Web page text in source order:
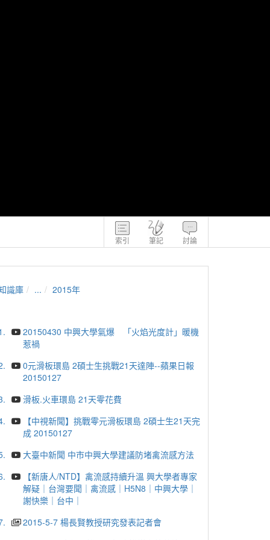
索引 筆記 討論
識庫 ... 2015年
20150430 中興大學氣爆 「火焰光度計」暖機
惹禍
0元滑板環島 2碩士生挑戰21天達陣--蘋果日報
20150127
滑板.火車環島 21天零花費
【中視新聞】挑戰零元滑板環島 2碩士生21天完
成 20150127
大臺中新聞 中市中興大學建議防堵禽流感方法
【新唐人/NTD】禽流感持續升溫 興大學者專家
解疑｜台灣要聞｜禽流感｜H5N8｜中興大學｜
謝快樂｜台中｜
2015-5-7 楊長賢教授研究發表記者會